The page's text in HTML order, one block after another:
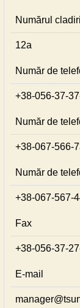
Numărul
12а
Număr de
+38-056-37-
Număr de
+38-067-566-
Număr de
+38-067-567-
Fax
+38-056-37-
E-mail